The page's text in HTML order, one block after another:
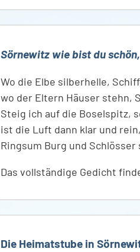
Sörnewitz wie bist du
Wo die Elbe silberhelle,
wo der Eltern Häuser stehn,
Steig ich auf die Boselspitz,
ist die Luft dann klar und
Ringsum Burg und
Das vollständige Gedicht
Die Heimatstube in